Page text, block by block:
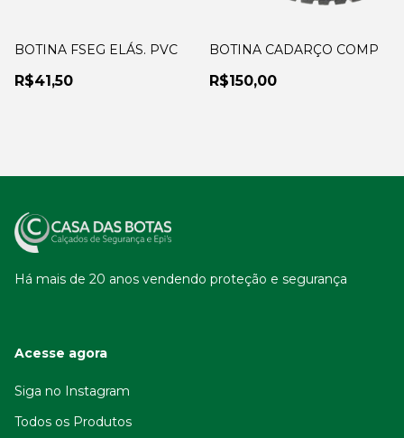
BOTINA FSEG ELÁS. PVC
R$41,50
BOTINA CADARÇO COMP
R$150,00
Há mais de 20 anos vendendo proteção e segurança
Acesse agora
Siga no Instagram
Todos os Produtos